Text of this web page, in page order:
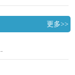
更多>>